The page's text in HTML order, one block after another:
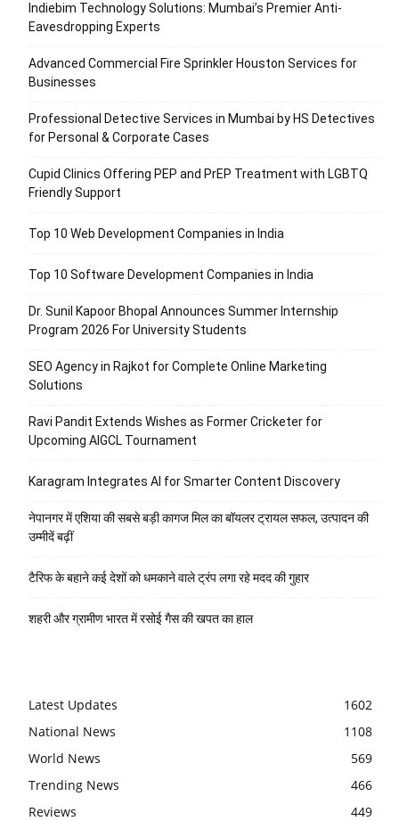
Indiebim Technology Solutions: Mumbai’s Premier Anti-
Eavesdropping Experts
Advanced Commercial Fire Sprinkler Houston Services for
Businesses
Professional Detective Services in Mumbai by HS Detectives
for Personal & Corporate Cases
Cupid Clinics Offering PEP and PrEP Treatment with LGBTQ
Friendly Support
Top 10 Web Development Companies in India
Top 10 Software Development Companies in India
Dr. Sunil Kapoor Bhopal Announces Summer Internship
Program 2026 For University Students
SEO Agency in Rajkot for Complete Online Marketing
Solutions
Ravi Pandit Extends Wishes as Former Cricketer for
Upcoming AIGCL Tournament
Karagram Integrates AI for Smarter Content Discovery
नेपानगर में एशिया की सबसे बड़ी कागज मिल का बॉयलर ट्रायल सफल, उत्पादन की
उम्मीदें बढ़ीं
टैरिफ के बहाने कई देशों को धमकाने वाले ट्रंप लगा रहे मदद की गुहार
शहरी और ग्रामीण भारत में रसोई गैस की खपत का हाल
Latest Updates
1602
National News
1108
World News
569
Trending News
466
Reviews
449